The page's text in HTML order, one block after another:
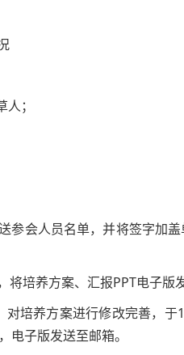
；
参会人员名单，并将签字加
培养方案、汇报PPT电子版
培养方案进行修改完善，
电子版发送至邮箱。